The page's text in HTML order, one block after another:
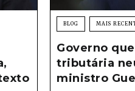
BLOG MAIS
Governo
tributária
ministro